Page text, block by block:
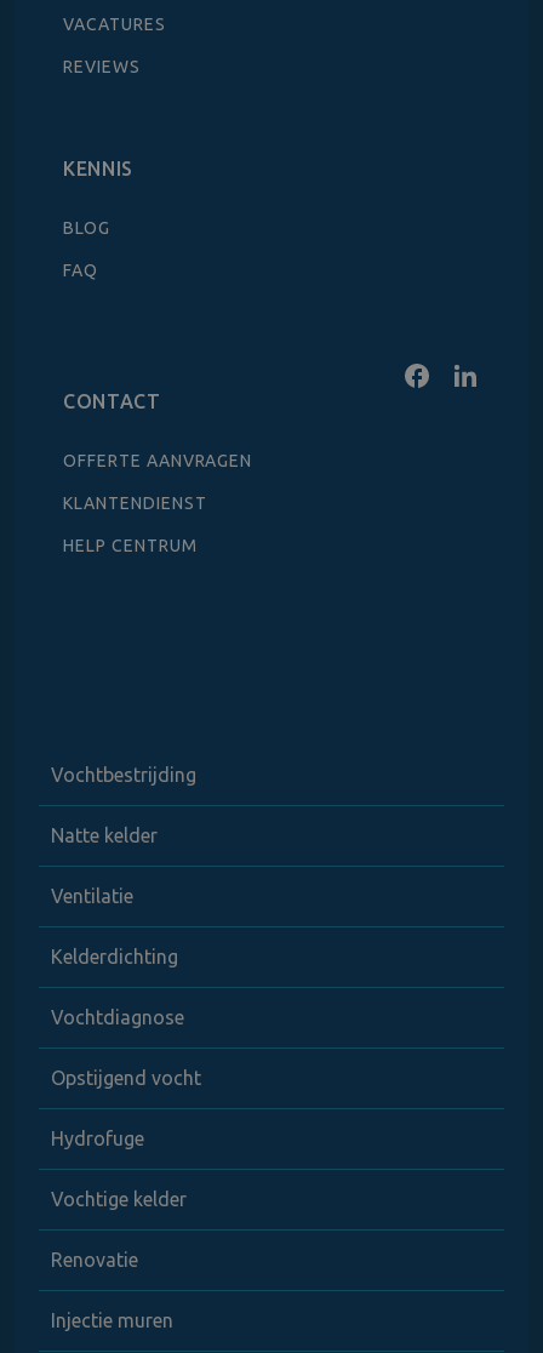
VACATURES
REVIEWS
KENNIS
BLOG
FAQ
CONTACT
OFFERTE AANVRAGEN
KLANTENDIENST
HELP CENTRUM
Vochtbestrijding
Natte kelder
Ventilatie
Kelderdichting
Vochtdiagnose
Opstijgend vocht
Hydrofuge
Vochtige kelder
Renovatie
Injectie muren